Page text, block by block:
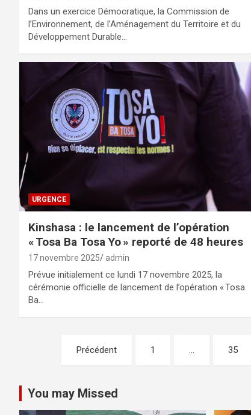
Dans un exercice Démocratique, la Commission de
l’Environnement, de l’Aménagement du Territoire et du
Développement Durable…
URGENCE
Kinshasa : le lancement de l’opération
« Tosa Ba Tosa Yo » reporté de 48 heures
17 novembre 2025 admin
Prévue initialement ce lundi 17 novembre 2025, la
cérémonie officielle de lancement de l’opération « Tosa
Ba…
Pagination
publications
Précédent 1 … 35
You may Missed